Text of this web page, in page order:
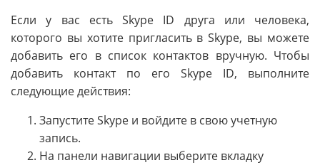
Если у вас есть Skype ID друга или человека,
которого вы хотите пригласить в Skype, вы можете
добавить его в список контактов вручную. Чтобы
добавить контакт по его Skype ID, выполните
следующие действия:
Запустите Skype и войдите в свою учетную
запись.
На панели навигации выберите вкладку